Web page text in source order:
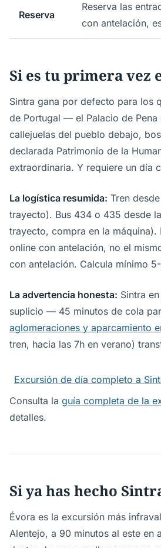
Reserva
Reserva las
con antelación,
Si es tu primera vez
Sintra gana por defecto para los
de Portugal — el Palacio de
callejuelas del pueblo debajo,
declarada Patrimonio de la
extraordinaria. Y requiere un día
La logística resumida: Tren
trayecto). Bus 434 o 435 desde
trayecto, compra en la
online con antelación, no el
con antelación. Calcula mínimo
La advertencia honesta: Sintra
suplicio — 45 minutos de cola
aglomeraciones y aparcamiento
tren, hacia las 7h en verano)
Excursión de día completo a
Consulta la guía completa de la
detalles.
Si ya has hecho
Évora es la excursión más
Alentejo, a 90 minutos al este en